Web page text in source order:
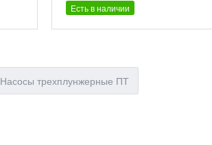
Есть в наличии
Насосы трехплунжерные ПТ